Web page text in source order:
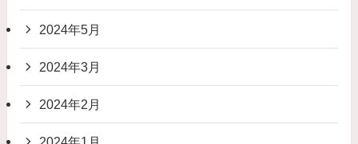
2024年5月
2024年3月
2024年2月